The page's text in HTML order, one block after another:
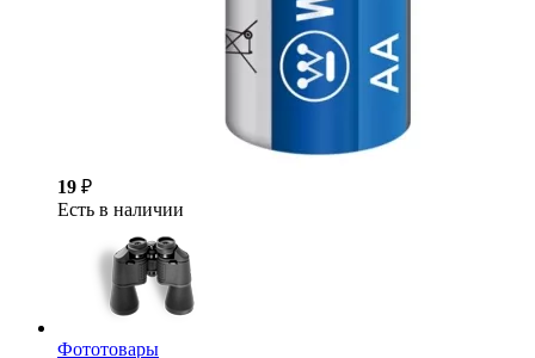
19 ₽
Есть в наличии
Фототовары